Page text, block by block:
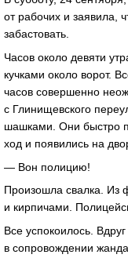
от рабочих и заявила,
забастовать.
Часов около девяти
кучками около ворот.
часов совершенно
с Глинищевского
шашками. Они быстро
ход и появились на
— Вон полицию!
Произошла свалка. Из
и кирпичами.
Все успокоилось.
в сопровождении